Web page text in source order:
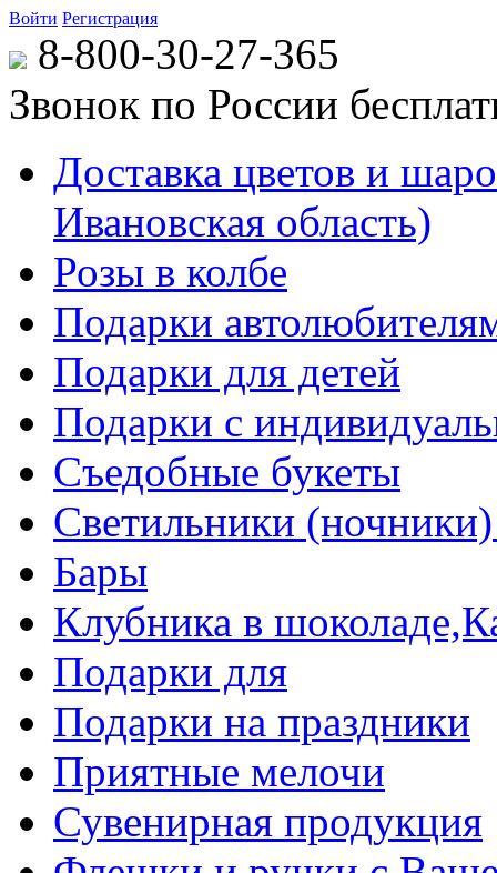
Войти Регистрация
8-800-30-27-365
Звонок по России
Доставка цветов и
Ивановская область)
Розы в колбе
Подарки
Подарки для детей
Подарки с
Съедобные букеты
Светильники
Бары
Клубника в
Подарки для
Подарки на праздники
Приятные мелочи
Сувенирная продукция